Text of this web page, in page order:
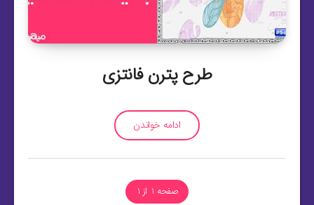
طرح پترن فانتزی
ادامه خواندن
صفحه 1 از 1